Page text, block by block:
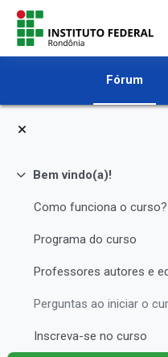
Ir para o conteúdo principal
Fórum
Contrair
Bem vindo(a)!
Como funciona o curso?
Programa do curso
Inscreva-se no curso